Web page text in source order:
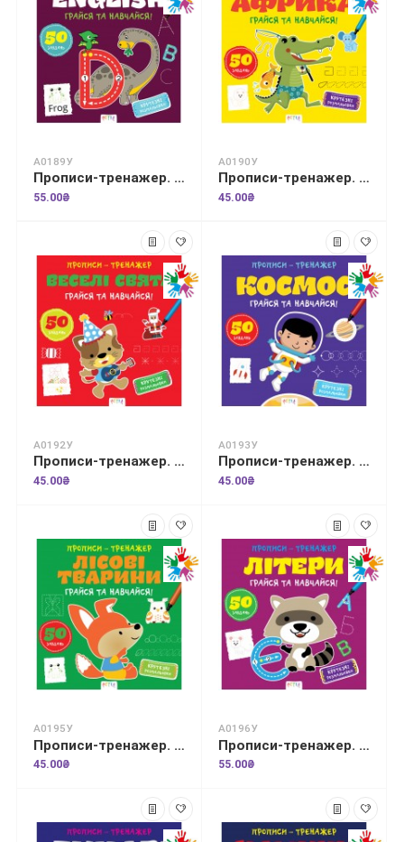
А0189У
Прописи-тренажер. English
55.00₴
А0190У
Прописи-тренажер. Африка
45.00₴
А0192У
Прописи-тренажер. Веселi свята
45.00₴
А0193У
Прописи-тренажер. Космос
45.00₴
А0195У
Прописи-тренажер. Лiсовi тварини
45.00₴
А0196У
Прописи-тренажер. Лiтери
55.00₴